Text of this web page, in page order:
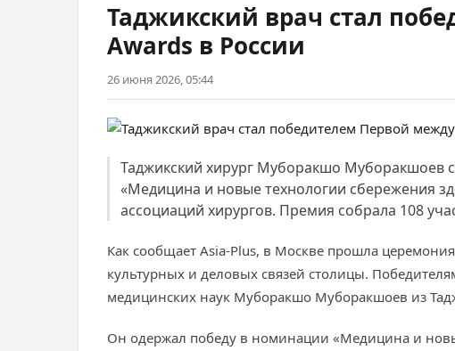
Таджикский врач стал
Awards в России
26 июня 2026, 05:44
Таджикский хирург Муборакшо Муборакшоев
«Медицина и новые технологии сбережения
ассоциаций хирургов. Премия собрала 108
Как сообщает Asia-Plus, в Москве прошла
культурных и деловых связей столицы.
медицинских наук Муборакшо Муборакшоев из
Он одержал победу в номинации «Медицина и